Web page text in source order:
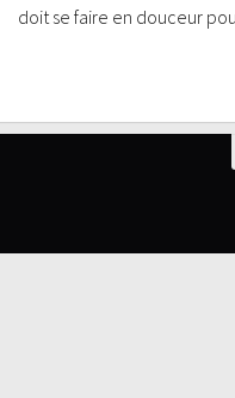
doit se faire en douceur